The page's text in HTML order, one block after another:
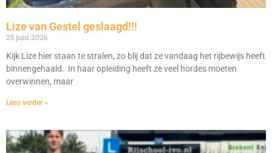
Lize van Gestel geslaagd!!!
25 juni 2026
Kijk Lize hier staan te stralen, zo blij dat ze vandaag het rijbewijs heeft
binnengehaald. In haar opleiding heeft ze veel hordes moeten
overwinnen, maar
Lees verder »